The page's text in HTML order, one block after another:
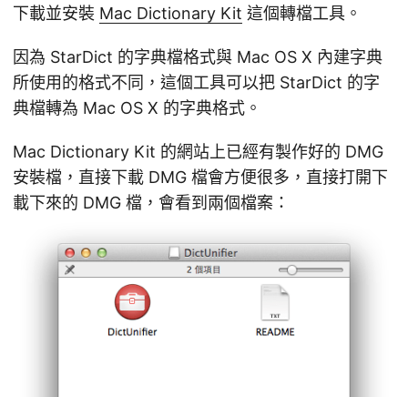
下載並安裝 Mac Dictionary Kit 這個轉檔工具。
因為 StarDict 的字典檔格式與 Mac OS X 內建字典
所使用的格式不同，這個工具可以把 StarDict 的字
典檔轉為 Mac OS X 的字典格式。
Mac Dictionary Kit 的網站上已經有製作好的 DMG
安裝檔，直接下載 DMG 檔會方便很多，直接打開下
載下來的 DMG 檔，會看到兩個檔案：